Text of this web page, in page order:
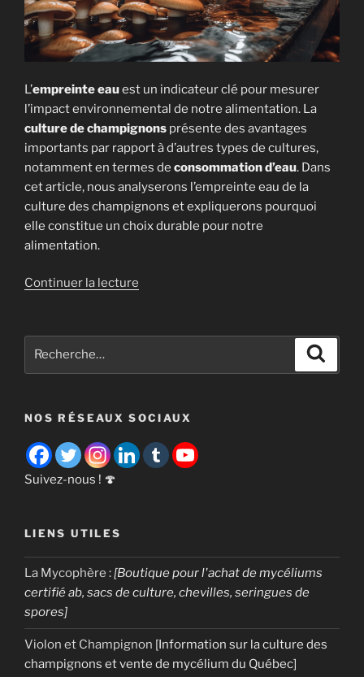
L’empreinte eauest un indicateur clé pour mesurer
l’impact environnemental de notre alimentation. La
culture de champignons présente des avantages
importants par rapport à d’autres types de cultures,
notamment en termes de consommation d’eau. Dans
cet article, nous analyserons l’empreinte eau de la
culture des champignons et expliquerons pourquoi
elle constitue un choix durable pour notre
alimentation.
Continuer la lecture
:
pour
1
NOS RÉSEAUX SOCIAUX
Suivez-nous ! 🍄
LIENS UTILES
La Mycophère :[Boutique pour l'achat de mycéliums
certifié ab, sacs de culture, chevilles, seringues de
spores]
Violon et Champignon [Information sur la culture des
champignons et vente de mycélium du Québec]